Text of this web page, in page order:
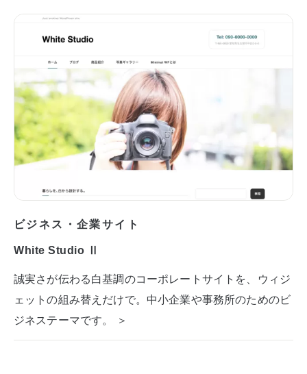
ビジネス・企業サイト
White Studio Ⅱ
誠実さが伝わる白基調のコーポレートサイトを、ウィジ
ェットの組み替えだけで。中小企業や事務所のためのビ
ジネステーマです。 ＞